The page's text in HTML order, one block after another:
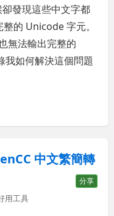
發現這些中文字都
的 Unicode 字元。
無法輸出完整的
我如何解決這個問題
中文繁簡轉
分享
用工具